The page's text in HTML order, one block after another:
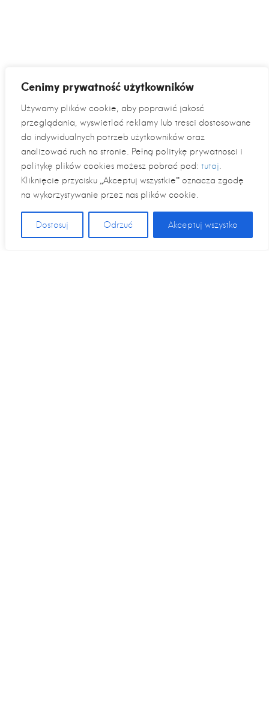
Cenimy prywatność użytkowników
Używamy plików cookie, aby poprawić jakość
przeglądania, wyświetlać reklamy lub treści dostosowane
do indywidualnych potrzeb użytkowników oraz
analizować ruch na stronie. Pełną politykę prywatności i
politykę plików cookies możesz pobrać pod: tutaj.
Kliknięcie przycisku „Akceptuj wszystkie” oznacza zgodę
na wykorzystywanie przez nas plików cookie.
Dostosuj Odrzuć Akceptuj wszystko